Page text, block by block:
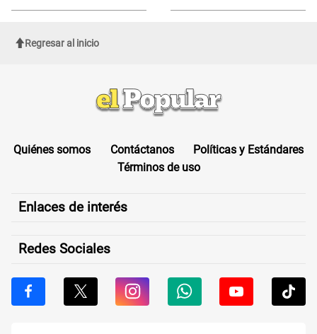
sufrir una "emergencia médica"
Regresar al inicio
Quiénes somos Contáctanos
Políticas y Estándares
Términos de uso
Enlaces de interés
Redes Sociales